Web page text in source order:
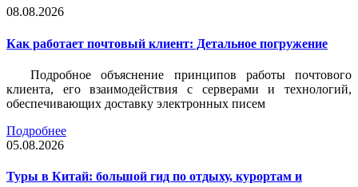
08.08.2026
Как работает почтовый клиент: Детальное погружение
Подробное объяснение принципов работы почтового
клиента, его взаимодействия с серверами и технологий,
обеспечивающих доставку электронных писем
Подробнее
05.08.2026
Туры в Китай: большой гид по отдыху, курортам и